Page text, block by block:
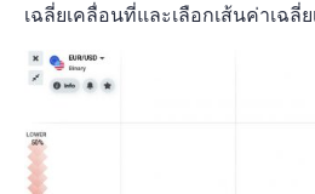
เฉลี่ยเคลื่อนที่และเลือกเส้นค่าเฉลี่